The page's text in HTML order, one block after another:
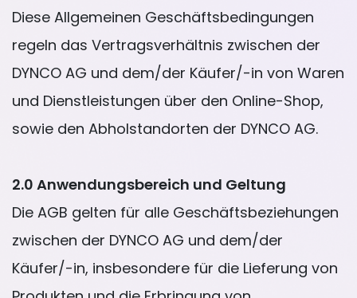
Diese Allgemeinen Geschäftsbedingungen
regeln das Vertragsverhältnis zwischen der
DYNCO AG und dem/der Käufer/-in von Waren
und Dienstleistungen über den Online-Shop,
sowie den Abholstandorten der DYNCO AG.
2.0 Anwendungsbereich und Geltung
Die AGB gelten für alle Geschäftsbeziehungen
zwischen der DYNCO AG und dem/der
Käufer/-in, insbesondere für die Lieferung von